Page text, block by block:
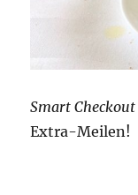
Smart Checkout
Extra-Meilen!